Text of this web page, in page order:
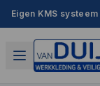
Eigen KMS systeem